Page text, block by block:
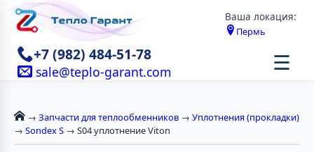
Ваша локация:
Пермь
+7 (982) 484-51-78
sale@teplo-garant.com ☰
→ Запчасти для теплообменников → Уплотнения (прокладки)
→ Sondex S → S04 уплотнение Viton